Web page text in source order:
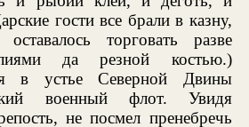
гости все брали в казну,
торговать разве
да резной костью.)
в устье Северной Двины
военный флот. Увидя
не посмел пренебречь